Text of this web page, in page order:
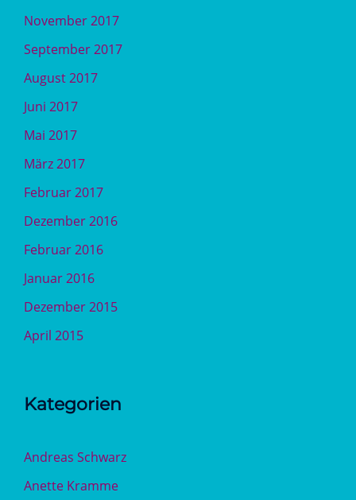
November 2017
September 2017
August 2017
Juni 2017
Mai 2017
März 2017
Februar 2017
Dezember 2016
Februar 2016
Januar 2016
Dezember 2015
April 2015
Kategorien
Andreas Schwarz
Anette Kramme